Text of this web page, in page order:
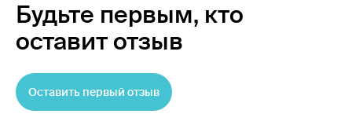
Будьте первым, кто
оставит отзыв
Оставить первый отзыв